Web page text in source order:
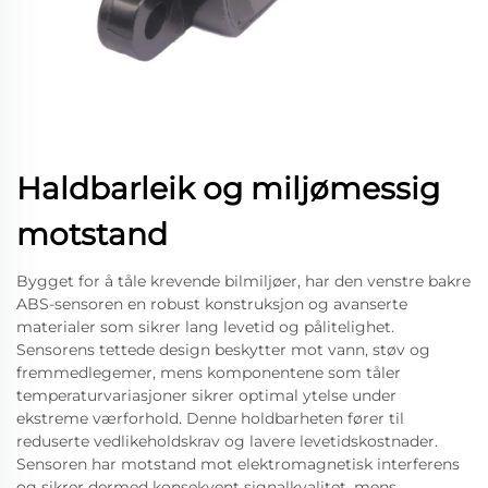
Haldbarleik og miljømessig
motstand
Bygget for å tåle krevende bilmiljøer, har den venstre bakre
ABS-sensoren en robust konstruksjon og avanserte
materialer som sikrer lang levetid og pålitelighet.
Sensorens tettede design beskytter mot vann, støv og
fremmedlegemer, mens komponentene som tåler
temperaturvariasjoner sikrer optimal ytelse under
ekstreme værforhold. Denne holdbarheten fører til
reduserte vedlikeholdskrav og lavere levetidskostnader.
Sensoren har motstand mot elektromagnetisk interferens